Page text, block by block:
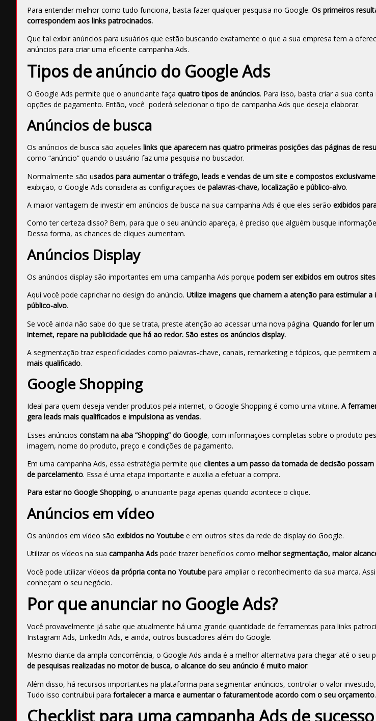
Para entender melhor como tudo funciona, basta fazer qualquer pesquisa no Google. Os primeiros
correspondem aos links patrocinados.
Que tal exibir anúncios para usuários que estão buscando exatamente o que a sua empresa tem a
anúncios para criar uma eficiente campanha Ads.
Tipos de anúncio do Google Ads
O Google Ads permite que o anunciante faça quatro tipos de anúncios. Para isso, basta criar a sua
opções de pagamento. Então, você poderá selecionar o tipo de campanha Ads que deseja elaborar.
Anúncios de busca
Os anúncios de busca são aqueles links que aparecem nas quatro primeiras posições das páginas de
como “anúncio” quando o usuário faz uma pesquisa no buscador.
Normalmente são usados para aumentar o tráfego, leads e vendas de um site e compostos
exibição, o Google Ads considera as configurações de palavras-chave, localização e público-alvo.
A maior vantagem de investir em anúncios de busca na sua campanha Ads é que eles serão exibidos
Como ter certeza disso? Bem, para que o seu anúncio apareça, é preciso que alguém busque
Dessa forma, as chances de cliques aumentam.
Anúncios Display
Os anúncios display são importantes em uma campanha Ads porque podem ser exibidos em outros
Aqui você pode caprichar no design do anúncio. Utilize imagens que chamem a atenção para estimular
público-alvo.
Se você ainda não sabe do que se trata, preste atenção ao acessar uma nova página. Quando for ler
internet, repare na publicidade que há ao redor. São estes os anúncios display.
A segmentação traz especificidades como palavras-chave, canais, remarketing e tópicos, que permitem
mais qualificado.
Google Shopping
Ideal para quem deseja vender produtos pela internet, o Google Shopping é como uma vitrine. A
gera leads mais qualificados e impulsiona as vendas.
Esses anúncios constam na aba “Shopping” do Google, com informações completas sobre o produto
imagem, nome do produto, preço e condições de pagamento.
Em uma campanha Ads, essa estratégia permite que clientes a um passo da tomada de decisão
de parcelamento. Essa é uma etapa importante e auxilia a efetuar a compra.
Para estar no Google Shopping, o anunciante paga apenas quando acontece o clique.
Anúncios em vídeo
Os anúncios em vídeo são exibidos no Youtube e em outros sites da rede de display do Google.
Utilizar os vídeos na sua campanha Ads pode trazer benefícios como melhor segmentação, maior
Você pode utilizar vídeos da própria conta no Youtube para ampliar o reconhecimento da sua marca.
conheçam o seu negócio.
Por que anunciar no Google Ads?
Você provavelmente já sabe que atualmente há uma grande quantidade de ferramentas para links
Instagram Ads, LinkedIn Ads, e ainda, outros buscadores além do Google.
Mesmo diante da ampla concorrência, o Google Ads ainda é a melhor alternativa para chegar até o seu
de pesquisas realizadas no motor de busca, o alcance do seu anúncio é muito maior.
Além disso, há recursos importantes na plataforma para segmentar anúncios, controlar o valor
Tudo isso contruibui para fortalecer a marca e aumentar o faturamentode acordo com o seu orçamento.
Checklist para uma campanha Ads de sucesso